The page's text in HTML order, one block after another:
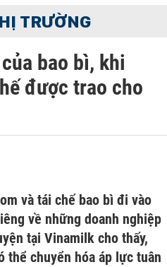
TRƯỜNG
bao bì, khi
được trao cho
và tái chế bao bì đi vào
về những doanh nghiệp
tại Vinamilk cho thấy,
thể chuyển hóa áp lực tuân